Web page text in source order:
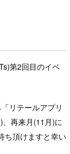
第2回目のイベ
リテールアプリ
再来月(11月)に
ち頂けますと幸い